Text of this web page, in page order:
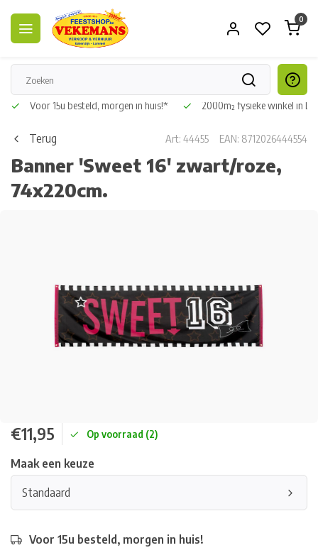
0
Voor 15u besteld, morgen in huis!* 2000m² fysieke winkel in
Terug Art: 44455 EAN: 8712026444554
Banner 'Sweet 16' zwart/roze,
74x220cm.
€11,95 Op voorraad (2)
Maak een keuze
Standaard
Voor 15u besteld, morgen in huis!